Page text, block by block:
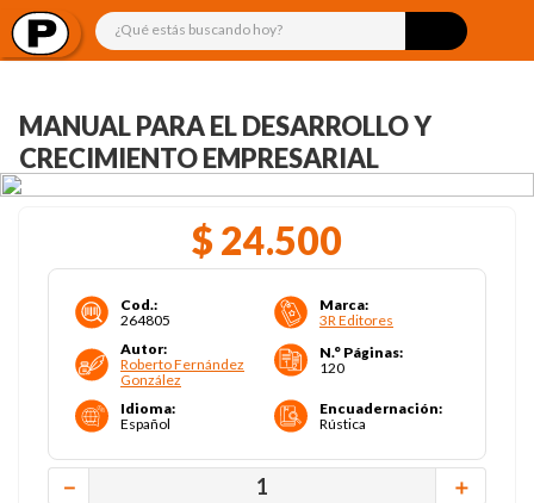
¿Qué estás buscando hoy?
MANUAL PARA EL DESARROLLO Y
CRECIMIENTO EMPRESARIAL
$ 24.500
Cod.:
264805
Marca:
3R Editores
Autor:
Roberto Fernández
González
N.° Páginas:
120
Idioma:
Español
Encuadernación:
Rústica
＋
－